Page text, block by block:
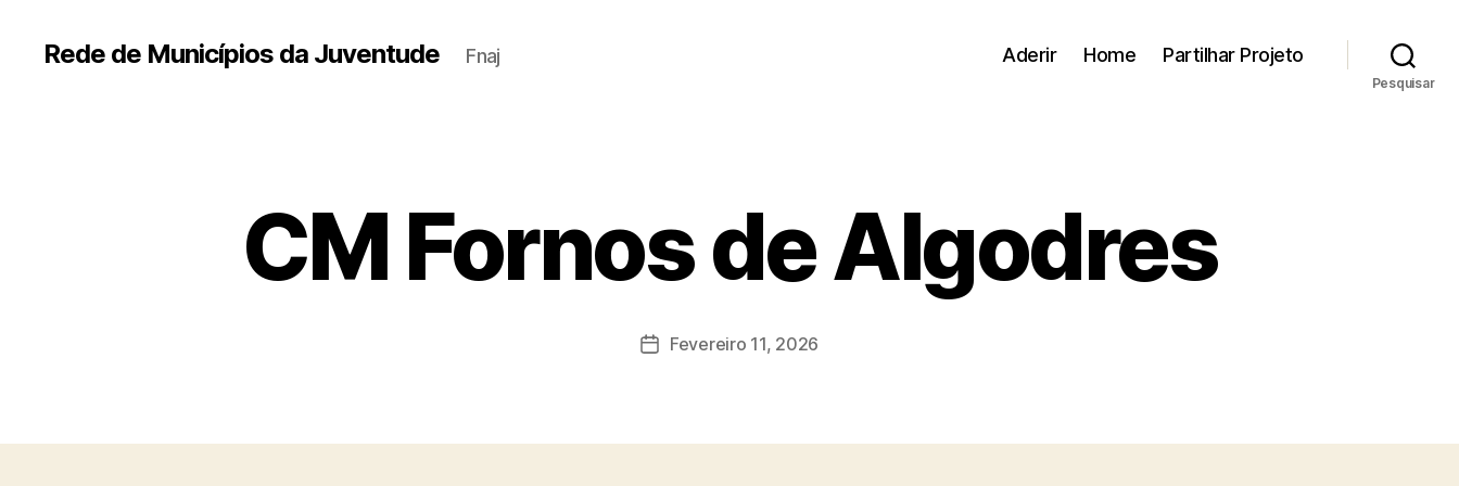
Rede de Municípios da Juventude Fnaj Aderir Home Partilhar Projeto
Pesquisar
CM Fornos de Algodres
DataFevereiro 11, 2026